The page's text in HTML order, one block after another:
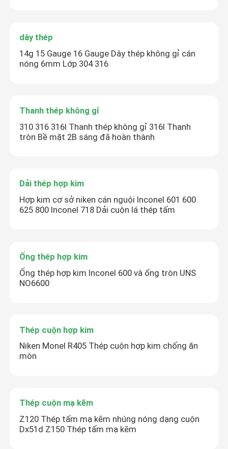
dây thép
14g 15 Gauge 16 Gauge Dây thép không gỉ cán
nóng 6mm Lớp 304 316
Thanh thép không gỉ
310 316 316l Thanh thép không gỉ 316l Thanh
tròn Bề mặt 2B sáng đã hoàn thành
Dải thép hợp kim
Hợp kim cơ sở niken cán nguội Inconel 601 600
625 800 Inconel 718 Dải cuộn lá thép tấm
Ống thép hợp kim
Ống thép hợp kim Inconel 600 và ống tròn UNS
NO6600
Thép cuộn hợp kim
Niken Monel R405 Thép cuộn hợp kim chống ăn
mòn
Thép cuộn mạ kẽm
Z120 Thép tấm mạ kẽm nhúng nóng dạng cuộn
Dx51d Z150 Thép tấm mạ kẽm